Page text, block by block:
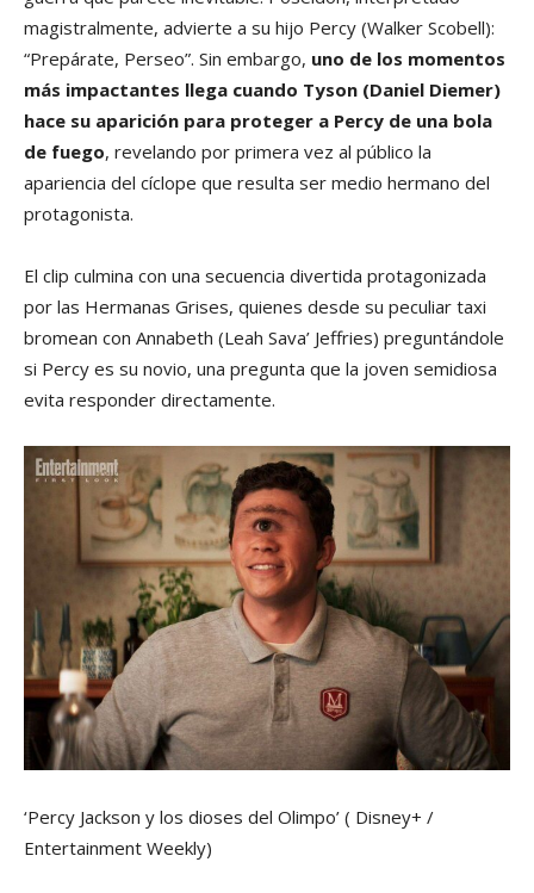
magistralmente, advierte a su hijo Percy (Walker Scobell):
“Prepárate, Perseo”. Sin embargo, uno de los momentos
más impactantes llega cuando Tyson (Daniel Diemer)
hace su aparición para proteger a Percy de una bola
de fuego, revelando por primera vez al público la
apariencia del cíclope que resulta ser medio hermano del
protagonista.
El clip culmina con una secuencia divertida protagonizada
por las Hermanas Grises, quienes desde su peculiar taxi
bromean con Annabeth (Leah Sava’ Jeffries) preguntándole
si Percy es su novio, una pregunta que la joven semidiosa
evita responder directamente.
‘Percy Jackson y los dioses del Olimpo’ ( Disney+ /
Entertainment Weekly)